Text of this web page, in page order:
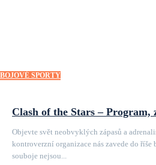
BOJOVÉ SPORTY
Clash of the Stars – Program,
Objevte svět neobvyklých zápasů a
kontroverzní organizace nás zavede do
souboje nejsou...